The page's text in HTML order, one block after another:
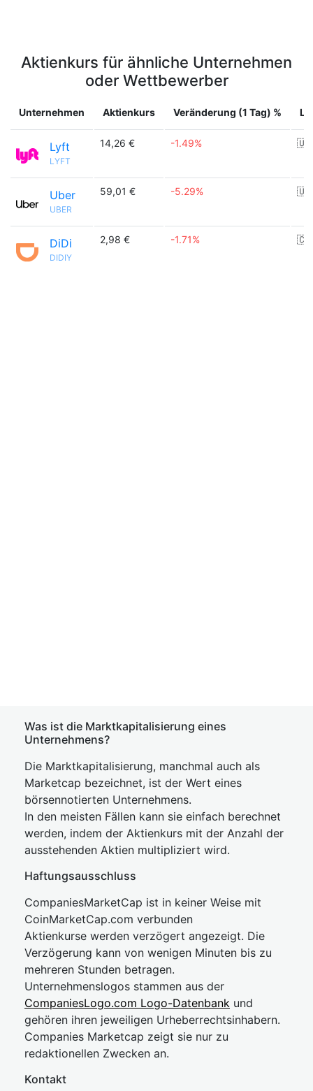
Aktienkurs für ähnliche Unternehmen
oder Wettbewerber
Unternehmen Aktienkurs Veränderung (1 Tag) %
Lyft
LYFT
14,26 € -1.49%
Uber
UBER
59,01 € -5.29%
DiDi
DIDIY
2,98 € -1.71%
Was ist die Marktkapitalisierung eines
Unternehmens?
Die Marktkapitalisierung, manchmal auch als
Marketcap bezeichnet, ist der Wert eines
börsennotierten Unternehmens.
In den meisten Fällen kann sie einfach berechnet
werden, indem der Aktienkurs mit der Anzahl der
ausstehenden Aktien multipliziert wird.
Haftungsausschluss
CompaniesMarketCap ist in keiner Weise mit
CoinMarketCap.com verbunden
Aktienkurse werden verzögert angezeigt. Die
Verzögerung kann von wenigen Minuten bis zu
mehreren Stunden betragen.
Unternehmenslogos stammen aus der
CompaniesLogo.com Logo-Datenbank und
gehören ihren jeweiligen Urheberrechtsinhabern.
Companies Marketcap zeigt sie nur zu
redaktionellen Zwecken an.
Kontakt